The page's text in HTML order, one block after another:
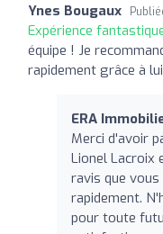
Ynes Bougaux
Expérience
équipe ! Je
rapidement grâce à
ERA
Merci d'avoir
Lionel Lacroix
ravis que
rapidement.
pour toute